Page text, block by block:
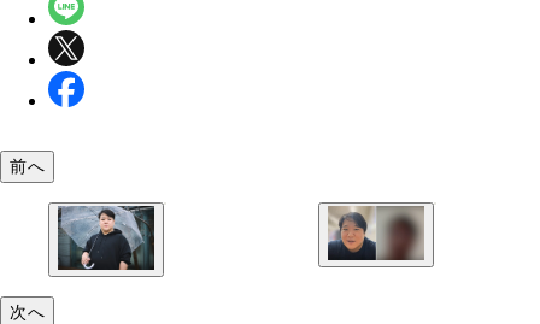
ラランド・ニシダさんと対談相手のFさん（20代、
性）
前へ
次へ